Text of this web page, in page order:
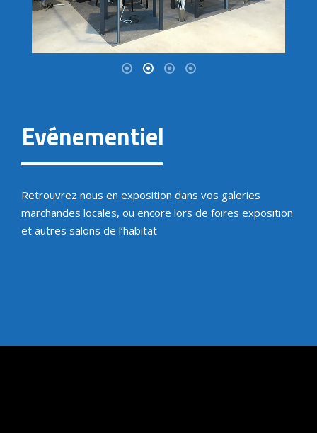
Evénementiel
Retrouvrez nous en exposition dans vos galeries
marchandes locales, ou encore lors de foires exposition
et autres salons de l’habitat